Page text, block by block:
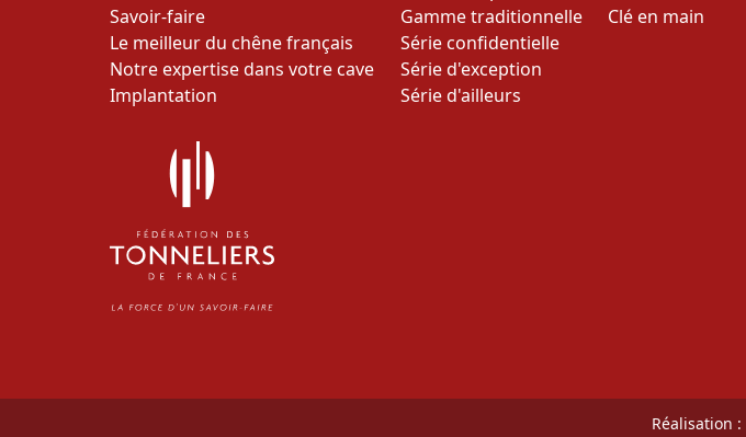
Savoir-faire
Le meilleur du chêne français
Notre expertise dans votre cave
Implantation
Gamme traditionnelle
Série confidentielle
Série d'exception
Série d'ailleurs
Clé en main
Réalisation :